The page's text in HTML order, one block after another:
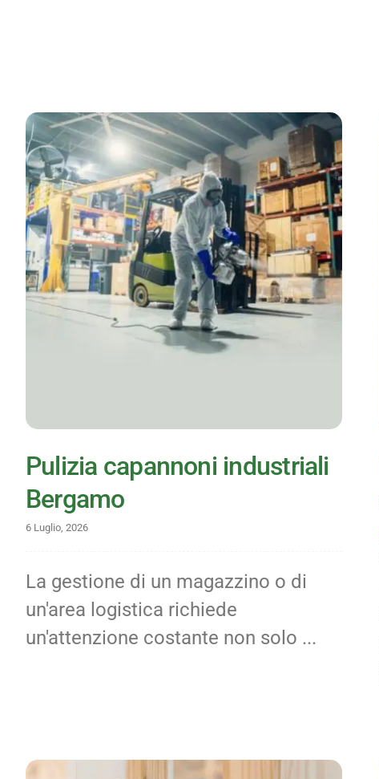
Contatti
Ricerca
Pulizia capannoni industriali
Bergamo
6 Luglio, 2026
La gestione di un magazzino o di
un'area logistica richiede
un'attenzione costante non solo ...